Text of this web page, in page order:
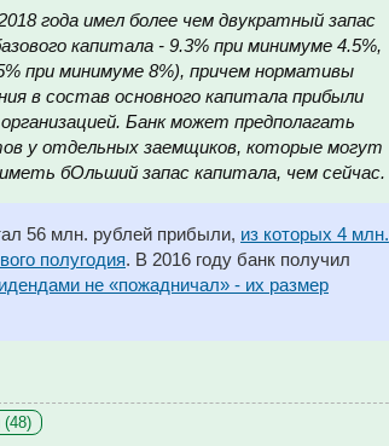
года имел более чем двукратный запас
капитала - 9.3% при минимуме 4.5%,
при минимуме 8%), причем нормативы
в состав основного капитала прибыли
Банк может предполагать
у отдельных заемщиков, которые могут
бОльший запас капитала, чем сейчас.
56 млн. рублей прибыли, из которых 4 млн.
полугодия. В 2016 году банк получил
не «пожадничал» - их размер
(48)